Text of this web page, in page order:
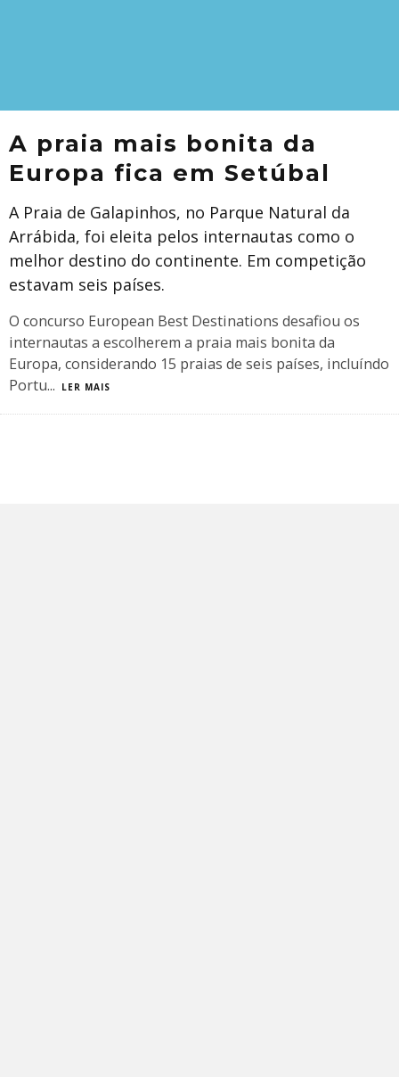
A praia mais bonita da
Europa fica em Setúbal
A Praia de Galapinhos, no Parque Natural da
Arrábida, foi eleita pelos internautas como o
melhor destino do continente. Em competição
estavam seis países.
O concurso European Best Destinations desafiou os
internautas a escolherem a praia mais bonita da
Europa, considerando 15 praias de seis países, incluíndo
Portu... LER MAIS